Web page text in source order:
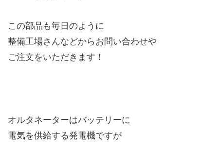
この部品も毎日のように
整備工場さんなどからお問い合わせや
ご注文をいただきます！
オルタネーターはバッテリーに
電気を供給する発電機ですが